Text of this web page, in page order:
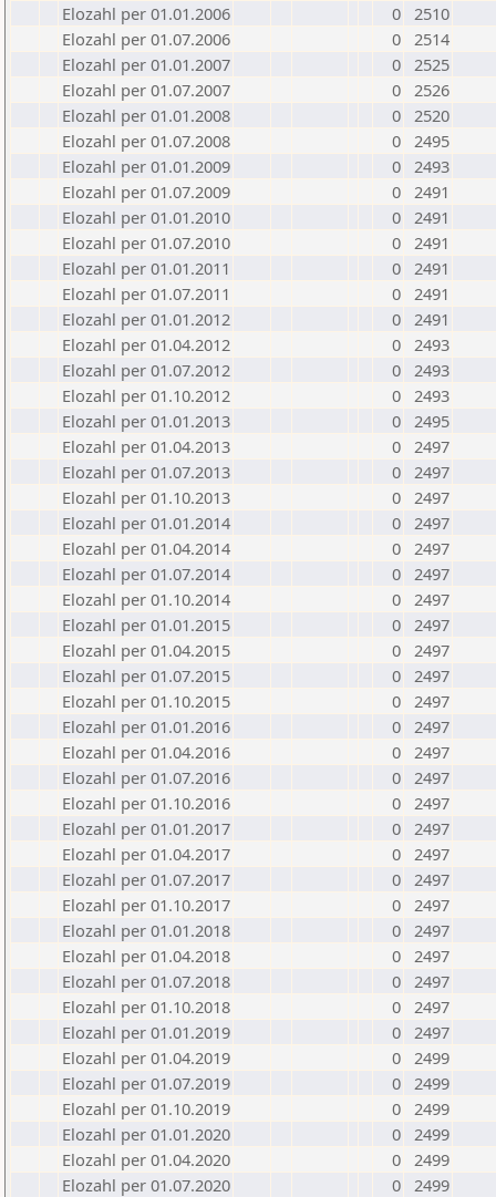
Elozahl per 01.01.2006
0 2510
Elozahl per 01.07.2006
0 2514
Elozahl per 01.01.2007
0 2525
Elozahl per 01.07.2007
0 2526
Elozahl per 01.01.2008
0 2520
Elozahl per 01.07.2008
0 2495
Elozahl per 01.01.2009
0 2493
Elozahl per 01.07.2009
0 2491
Elozahl per 01.01.2010
0 2491
Elozahl per 01.07.2010
0 2491
Elozahl per 01.01.2011
0 2491
Elozahl per 01.07.2011
0 2491
Elozahl per 01.01.2012
0 2491
Elozahl per 01.04.2012
0 2493
Elozahl per 01.07.2012
0 2493
Elozahl per 01.10.2012
0 2493
Elozahl per 01.01.2013
0 2495
Elozahl per 01.04.2013
0 2497
Elozahl per 01.07.2013
0 2497
Elozahl per 01.10.2013
0 2497
Elozahl per 01.01.2014
0 2497
Elozahl per 01.04.2014
0 2497
Elozahl per 01.07.2014
0 2497
Elozahl per 01.10.2014
0 2497
Elozahl per 01.01.2015
0 2497
Elozahl per 01.04.2015
0 2497
Elozahl per 01.07.2015
0 2497
Elozahl per 01.10.2015
0 2497
Elozahl per 01.01.2016
0 2497
Elozahl per 01.04.2016
0 2497
Elozahl per 01.07.2016
0 2497
Elozahl per 01.10.2016
0 2497
Elozahl per 01.01.2017
0 2497
Elozahl per 01.04.2017
0 2497
Elozahl per 01.07.2017
0 2497
Elozahl per 01.10.2017
0 2497
Elozahl per 01.01.2018
0 2497
Elozahl per 01.04.2018
0 2497
Elozahl per 01.07.2018
0 2497
Elozahl per 01.10.2018
0 2497
Elozahl per 01.01.2019
0 2497
Elozahl per 01.04.2019
0 2499
Elozahl per 01.07.2019
0 2499
Elozahl per 01.10.2019
0 2499
Elozahl per 01.01.2020
0 2499
Elozahl per 01.04.2020
0 2499
Elozahl per 01.07.2020
0 2499